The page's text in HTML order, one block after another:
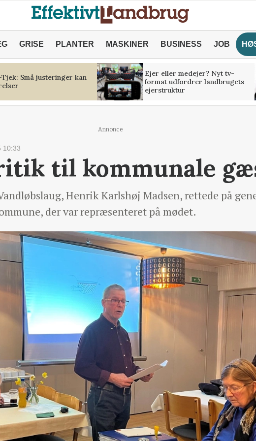
GRISE PLANTER MASKINER BUSINESS JOB
Små justeringer kan
Ejer eller medejer? Nyt tv-
format udfordrer landbrugets
ejerstruktur
Annonce
10:33
til kommunale
Henrik Karlshøj Madsen, rettede på
der var repræsenteret på mødet.